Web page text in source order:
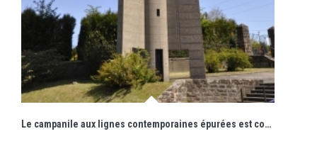
Le campanile aux lignes contemporaines épurées est composé de modules en béton armé préfabriqués.